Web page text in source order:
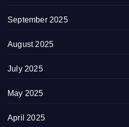
September 2025
August 2025
July 2025
May 2025
April 2025